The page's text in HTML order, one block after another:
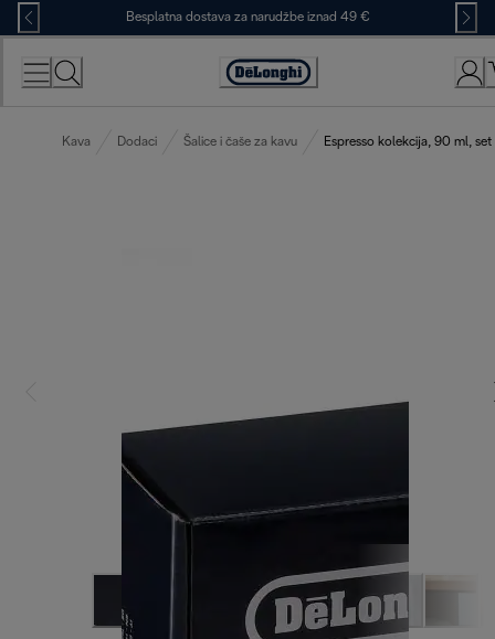
Skip
to
Content
Besplatna dostava za narudžbe iznad 49 €
Accessibility
Kava Dodaci Šalice i čaše za kavu Espresso kolekcija, 90 ml,